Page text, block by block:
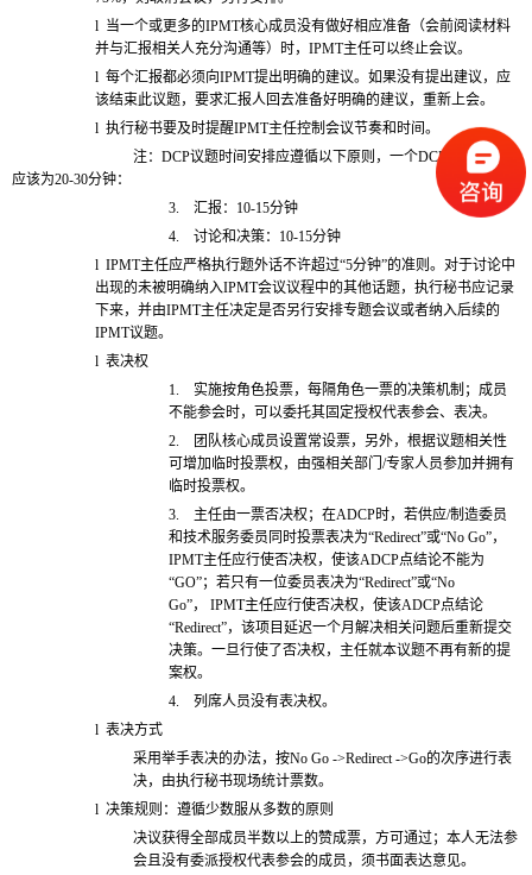
l 当一个或更多的IPMT核心成员没有做好相应准备（会前阅读材料
并与汇报相关人充分沟通等）时，IPMT主任可以终止会议。
l 每个汇报都必须向IPMT提出明确的建议。如果没有提出建议，应
该结束此议题，要求汇报人回去准备好明确的建议，重新上会。
l 执行秘书要及时提醒IPMT主任控制会议节奏和时间。
注：DCP议题时间安排应遵循以下原则，一个DCP议题总耗时
应该为20-30分钟：
3.
汇报：10-15分钟
4.
讨论和决策：10-15分钟
l IPMT主任应严格执行题外话不许超过“5分钟”的准则。对于讨论中
出现的未被明确纳入IPMT会议议程中的其他话题，执行秘书应记录
下来，并由IPMT主任决定是否另行安排专题会议或者纳入后续的
IPMT议题。
l 表决权
1.
实施按角色投票，每隔角色一票的决策机制；成员
不能参会时，可以委托其固定授权代表参会、表决。
2.
团队核心成员设置常设票，另外，根据议题相关性
可增加临时投票权，由强相关部门/专家人员参加并拥有
临时投票权。
3.
主任由一票否决权；在ADCP时，若供应/制造委员
和技术服务委员同时投票表决为“Redirect”或“No Go”，
IPMT主任应行使否决权，使该ADCP点结论不能为
“GO”；若只有一位委员表决为“Redirect”或“No
Go”， IPMT主任应行使否决权，使该ADCP点结论
“Redirect”，该项目延迟一个月解决相关问题后重新提交
决策。一旦行使了否决权，主任就本议题不再有新的提
案权。
4.
列席人员没有表决权。
l 表决方式
采用举手表决的办法，按No Go ->Redirect ->Go的次序进行表
决，由执行秘书现场统计票数。
l 决策规则：遵循少数服从多数的原则
决议获得全部成员半数以上的赞成票，方可通过；本人无法参
会且没有委派授权代表参会的成员，须书面表达意见。